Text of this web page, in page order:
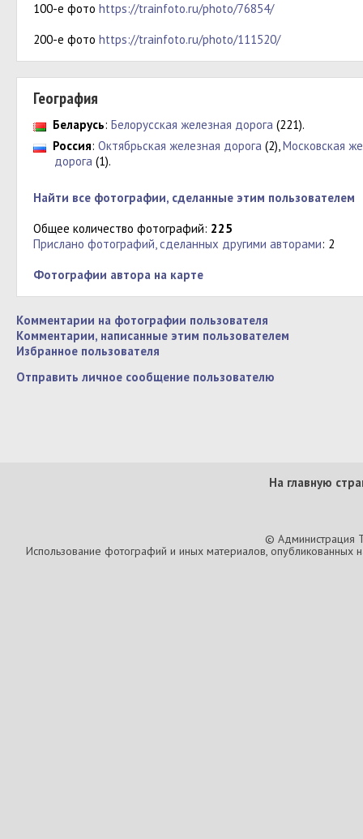
100-е фото https://trainfoto.ru/photo/76854/
200-е фото https://trainfoto.ru/photo/111520/
География
Беларусь: Белорусская железная дорога (221).
Россия: Октябрьская железная дорога (2),Московская
дорога (1).
Найти все фотографии, сделанные этим пользователем
Общее количество фотографий: 225
Прислано фотографий, сделанных другими авторами: 2
Фотографии автора на карте
Комментарии на фотографии пользователя
Комментарии, написанные этим пользователем
Избранное пользователя
Отправить личное сообщение пользователю
На главную
© Администрация
Использование фотографий и иных материалов, опубликованных